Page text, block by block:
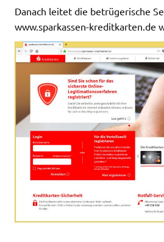
Danach leitet die betrügerische
www.sparkassen-kreditkarten.de